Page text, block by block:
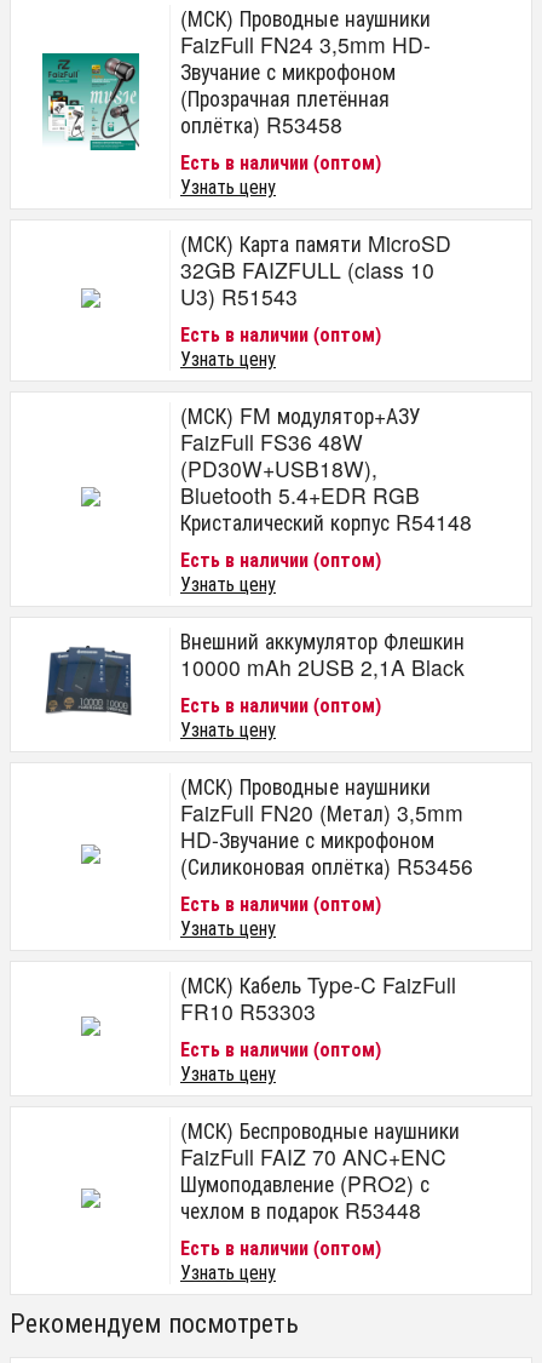
(МСК) Проводные наушники
FaizFull FN24 3,5mm HD-
Звучание с микрофоном
(Прозрачная плетённая
оплётка) R53458
Есть в наличии (оптом)
Узнать цену
(МСК) Карта памяти MicroSD
32GB FAIZFULL (class 10
U3) R51543
Есть в наличии (оптом)
Узнать цену
(МСК) FM модулятор+АЗУ
FaizFull FS36 48W
(PD30W+USB18W),
Bluetooth 5.4+EDR RGB
Кристалический корпус R54148
Есть в наличии (оптом)
Узнать цену
Внешний аккумулятор Флешкин
10000 mAh 2USB 2,1A Black
Есть в наличии (оптом)
Узнать цену
(МСК) Проводные наушники
FaizFull FN20 (Метал) 3,5mm
HD-Звучание с микрофоном
(Силиконовая оплётка) R53456
Есть в наличии (оптом)
Узнать цену
(МСК) Кабель Type-C FaizFull
FR10 R53303
Есть в наличии (оптом)
Узнать цену
(МСК) Беспроводные наушники
FaizFull FAIZ 70 ANC+ENC
Шумоподавление (PRO2) с
чехлом в подарок R53448
Есть в наличии (оптом)
Узнать цену
Рекомендуем посмотреть